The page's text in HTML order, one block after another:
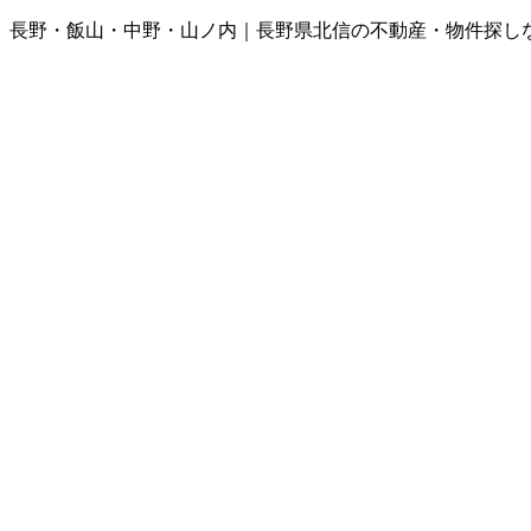
長野・飯山・中野・山ノ内｜長野県北信の不動産・物件探し